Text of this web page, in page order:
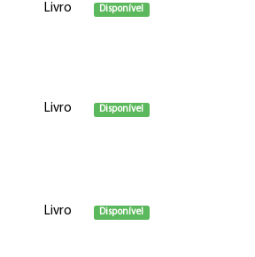
Livro Disponível
Livro Disponível
Livro Disponível